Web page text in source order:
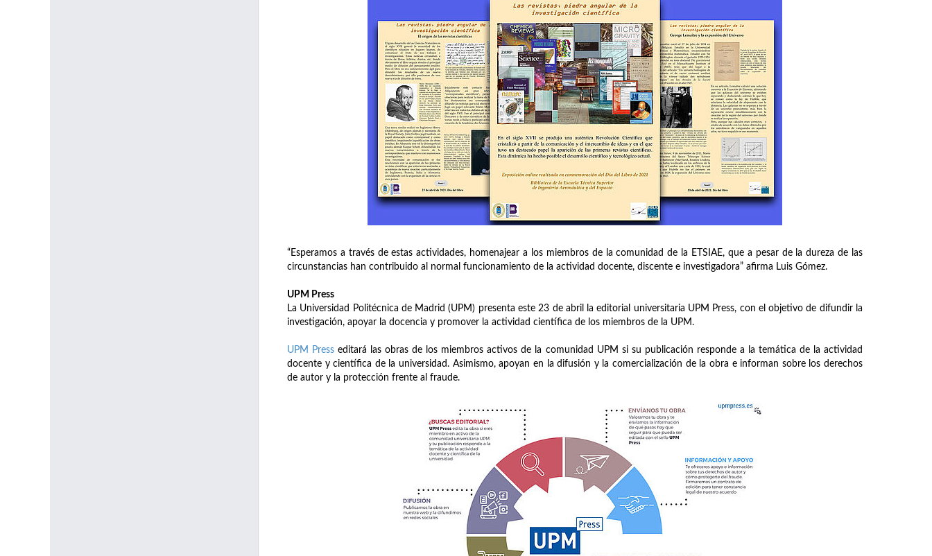
“Esperamos a través de estas actividades, homenajear a los miembros de la comunidad de la ETSIAE, que a pesar de la dureza de las
circunstancias han contribuido al normal funcionamiento de la actividad docente, discente e investigadora” afirma Luis Gómez.
UPM Press
La Universidad Politécnica de Madrid (UPM) presenta este 23 de abril la editorial universitaria UPM Press, con el objetivo de difundir la
investigación, apoyar la docencia y promover la actividad científica de los miembros de la UPM.
UPM Press editará las obras de los miembros activos de la comunidad UPM si su publicación responde a la temática de la actividad
docente y científica de la universidad. Asimismo, apoyan en la difusión y la comercialización de la obra e informan sobre los derechos
de autor y la protección frente al fraude.